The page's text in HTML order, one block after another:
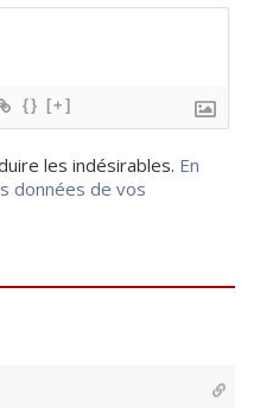
{} [+]
les indésirables. En
données de vos